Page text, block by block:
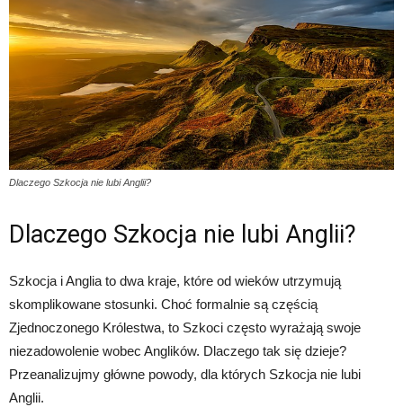
Dlaczego Szkocja nie lubi Anglii?
Dlaczego Szkocja nie lubi Anglii?
Szkocja i Anglia to dwa kraje, które od wieków utrzymują
skomplikowane stosunki. Choć formalnie są częścią
Zjednoczonego Królestwa, to Szkoci często wyrażają swoje
niezadowolenie wobec Anglików. Dlaczego tak się dzieje?
Przeanalizujmy główne powody, dla których Szkocja nie lubi
Anglii.